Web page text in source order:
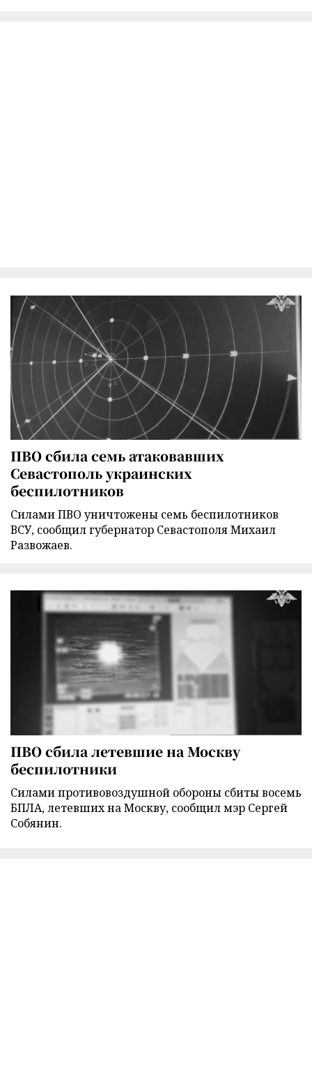
ПВО сбила семь атаковавших
Севастополь украинских
беспилотников
Силами ПВО уничтожены семь беспилотников
ВСУ, сообщил губернатор Севастополя Михаил
Развожаев.
ПВО сбила летевшие на Москву
беспилотники
Силами противовоздушной обороны сбиты восемь
БПЛА, летевших на Москву, сообщил мэр Сергей
Собянин.